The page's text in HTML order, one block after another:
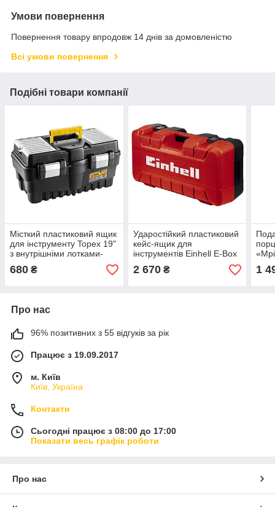
Умови повернення
Повернення товару впродовж 14 днів за домовленістю
Всі умови повернення
Подібні товари компанії
Місткий пластиковий ящик
для інструменту Topex 19"
з внутрішніми лотками-
органайзерами
(46.2х25.6х24.2 см)
680 ₴
Ударостійкий пластиковий
кейс-ящик для
інструментів Einhell E-Box
L70/35 (навантаження до
50 кг), містка захисна
2 670₴
по
білі
1
Про нас
96% позитивних з 55 відгуків за рік
Працює з 19.09.2017
м. Київ
Київ, Україна
Контакти
Сьогодні працює з 08:00 до 17:00
Показати весь графік роботи
Про нас